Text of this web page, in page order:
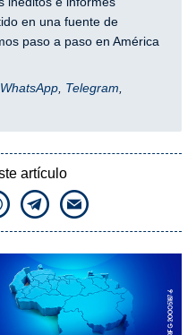
en una fuente de
paso a paso en América
Telegram
artículo